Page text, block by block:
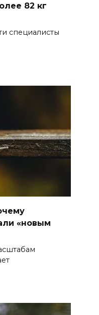
82 кг
специалисты
«новым